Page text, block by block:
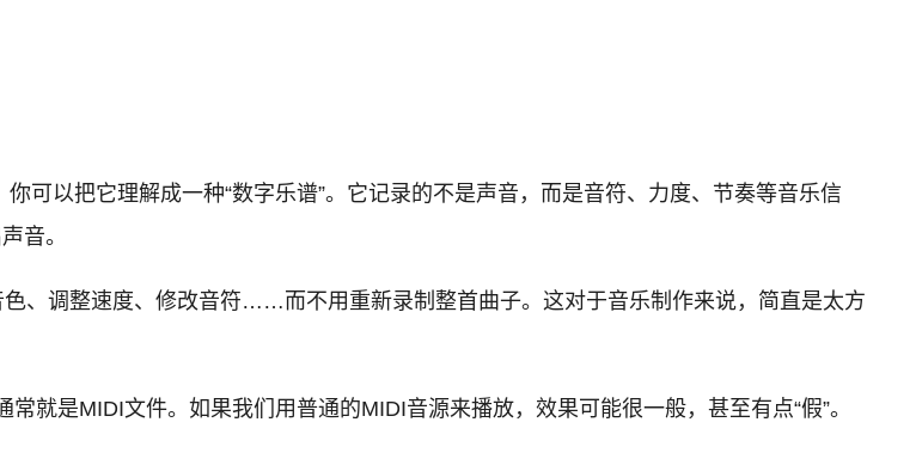
可以把它理解成一种“数字乐谱”。它记录的不是声音，而是音符、力度、节奏等音乐信
音。
、调整速度、修改音符……而不用重新录制整首曲子。这对于音乐制作来说，简直是太方
就是MIDI文件。如果我们用普通的MIDI音源来播放，效果可能很一般，甚至有点“假”。